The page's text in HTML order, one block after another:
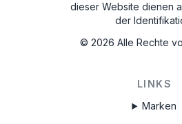
dieser Website dienen
der
© 2026 Alle Rechte
LINKS
Marken